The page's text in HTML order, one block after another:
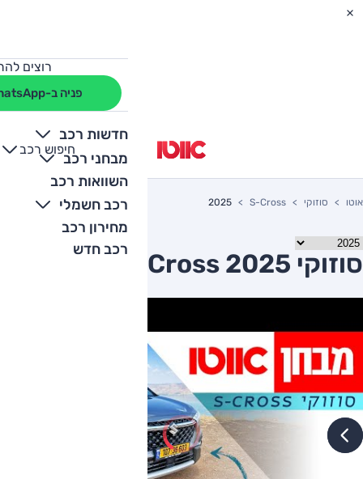
רוצים
פניה ב-WhatsApp
חדשות רכב
מבחני רכב
השוואות רכב
רכב חשמלי
מחירון רכב
רכב חדש
חיפוש רכב
+
-
אוטו סוזוקי S-Cross
2025
סוזוקי S-Cross 2025 יד שניה